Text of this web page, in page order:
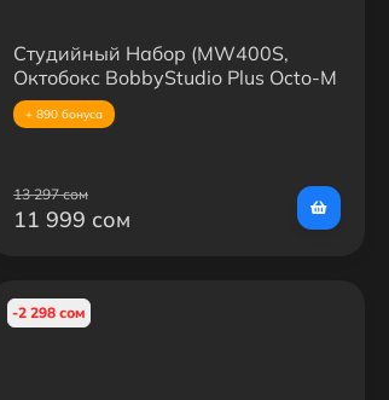
Студийный Набор (MW400S,
Октобокс BobbyStudio Plus Octo-M
(95cm)
+ 890 бонуса
13 297 сом
11 999 сом
-2 298 сом